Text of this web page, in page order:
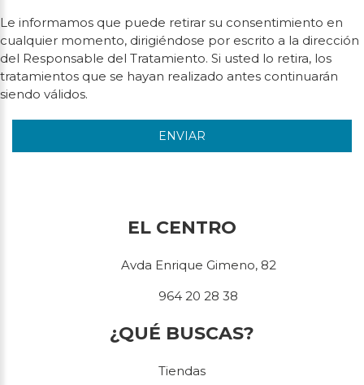
Le informamos que puede retirar su consentimiento en
cualquier momento, dirigiéndose por escrito a la dirección
del Responsable del Tratamiento. Si usted lo retira, los
tratamientos que se hayan realizado antes continuarán
siendo válidos.
ENVIAR
EL CENTRO
Avda Enrique Gimeno, 82
964 20 28 38
¿QUÉ BUSCAS?
Tiendas